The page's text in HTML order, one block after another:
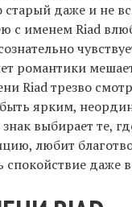
старый даже и не
с именем Riad
романтики
Riad трезво
ярким,
выбирает те,
любит
спокойствие даже